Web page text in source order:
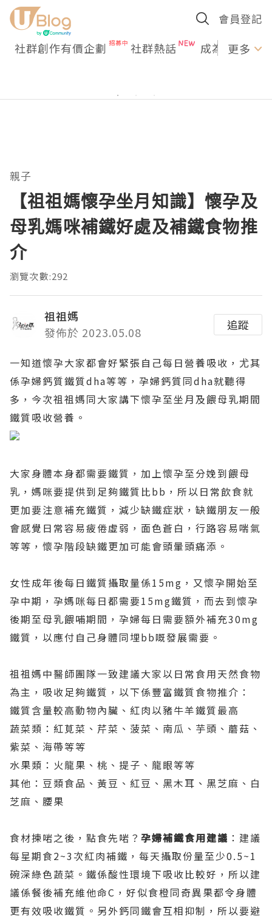
會員登記
社群創作有價企劃 社群熱話 成為U更多
親子
【祖祖媽懷孕坐月知識】懷孕及
母乳媽咪補鐵好處及補鐵食物推
介
瀏覽次數:292
祖祖媽
發佈於 2023.05.08
追蹤
一知道懷孕大家都會好緊張自己每日營養吸收，尤其
係孕婦鈣質鐵質dha等等，孕婦鈣質同dha就聽得
多，今次祖祖媽同大家講下懷孕至坐月及餵母乳期間
鐵質吸收營養。
大家身體本身都需要鐵質，加上懷孕至分娩到餵母
乳，媽咪要提供到足夠鐵質比bb，所以日常飲食就
更加要注意補充鐵質，減少缺鐵症狀，缺鐵朋友一般
會感覺日常容易疲倦虛弱，面色蒼白，行路容易喘氣
等等，懷孕階段缺鐵更加可能會頭暈頭痛添。
女性成年後每日鐵質攝取量係15mg，又懷孕開始至
孕中期，孕媽咪每日都需要15mg鐵質，而去到懷孕
後期至母乳餵哺期間，孕婦每日需要額外補充30mg
鐵質，以應付自己身體同埋bb嘅發展需要。
祖祖媽中醫師團隊一致建議大家以日常食用天然食物
為主，吸收足夠鐵質，以下係豐富鐵質食物推介：
鐵質含量較高動物內臟、紅肉以豬牛羊鐵質最高
蔬菜類：紅莧菜、芹菜、菠菜、南瓜、芋頭、蘑菇、
紫菜、海帶等等
水果類：火龍果、桃、提子、龍眼等等
其他：豆類食品、黃豆、紅豆、黑木耳、黑芝麻、白
芝麻、腰果
食材揀啱之後，點食先啱？ 孕婦補鐵食用建議 ：建議
每星期食2~3次紅肉補鐵，每天攝取份量至少0.5~1
碗深綠色蔬菜。鐵係酸性環境下吸收比較好，所以建
議係餐後補充維他命C，好似食橙同奇異果都令身體
更有效吸收鐵質。另外鈣同鐵會互相抑制，所以要避